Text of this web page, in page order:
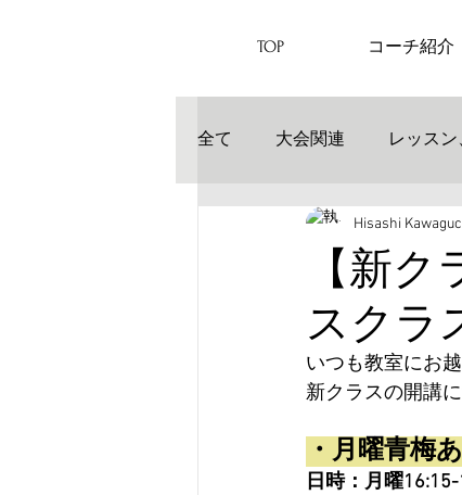
TOP コーチ紹介
全て 大会関連 レッス
【新
スクラ
Hisashi
いつも教室にお
新クラスの開講
・月曜青梅
日時：月曜